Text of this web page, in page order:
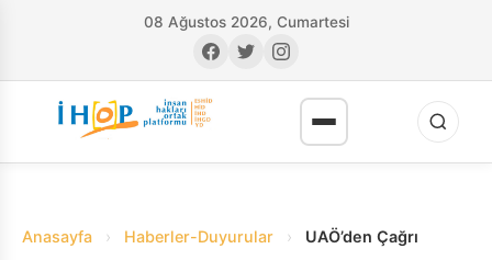
08 Ağustos 2026, Cumartesi
Anasayfa › Haberler-Duyurular › UAÖ’den Çağrı